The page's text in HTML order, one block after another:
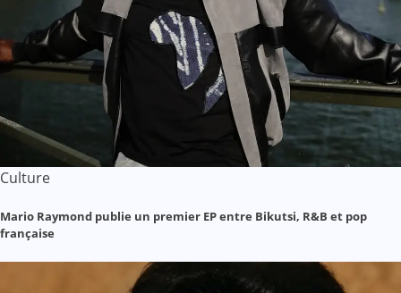
Culture
Mario Raymond publie un premier EP entre Bikutsi, R&B et pop
française